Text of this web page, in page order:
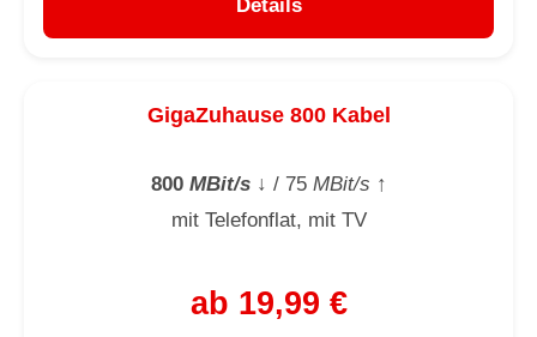
Details
GigaZuhause 800 Kabel
800MBit/s↓ / 75MBit/s ↑
mit Telefonflat, mit TV
ab 19,99 €